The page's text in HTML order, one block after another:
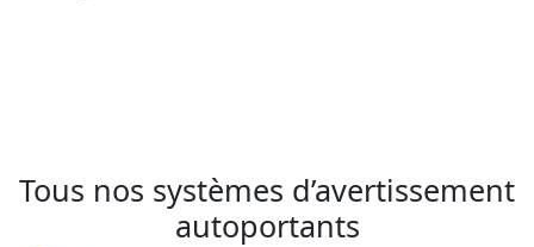
Tous nos systèmes d’avertissement
autoportants